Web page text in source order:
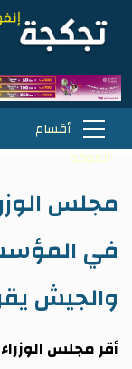
مجلس
في
والجيش
أقر مجلس